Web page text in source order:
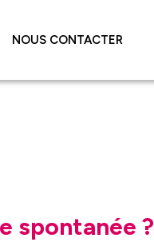
NOUS CONTACTER
spontanée ?